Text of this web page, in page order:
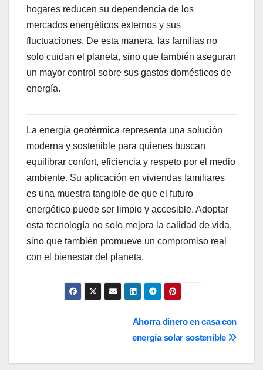
hogares reducen su dependencia de los
mercados energéticos externos y sus
fluctuaciones. De esta manera, las familias no
solo cuidan el planeta, sino que también aseguran
un mayor control sobre sus gastos domésticos de
energía.
La energía geotérmica representa una solución
moderna y sostenible para quienes buscan
equilibrar confort, eficiencia y respeto por el medio
ambiente. Su aplicación en viviendas familiares
es una muestra tangible de que el futuro
energético puede ser limpio y accesible. Adoptar
esta tecnología no solo mejora la calidad de vida,
sino que también promueve un compromiso real
con el bienestar del planeta.
Ahorra dinero en casa con
energía solar sostenible